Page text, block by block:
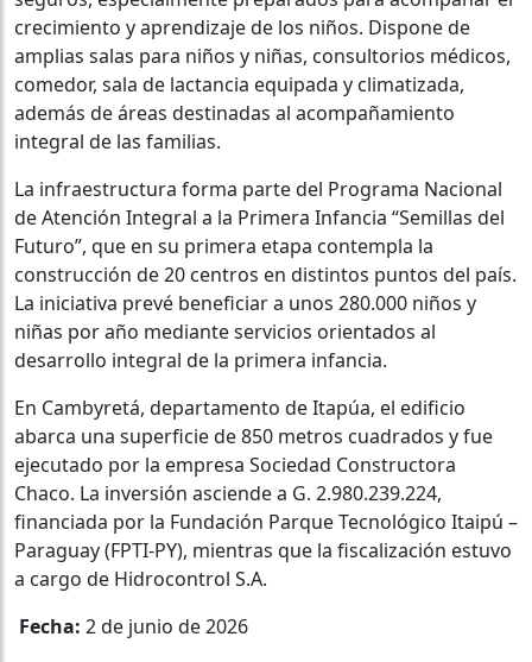
crecimiento y aprendizaje de los niños. Dispone de
amplias salas para niños y niñas, consultorios médicos,
comedor, sala de lactancia equipada y climatizada,
además de áreas destinadas al acompañamiento
integral de las familias.
La infraestructura forma parte del Programa Nacional
de Atención Integral a la Primera Infancia “Semillas del
Futuro”, que en su primera etapa contempla la
construcción de 20 centros en distintos puntos del país.
La iniciativa prevé beneficiar a unos 280.000 niños y
niñas por año mediante servicios orientados al
desarrollo integral de la primera infancia.
En Cambyretá, departamento de Itapúa, el edificio
abarca una superficie de 850 metros cuadrados y fue
ejecutado por la empresa Sociedad Constructora
Chaco. La inversión asciende a G. 2.980.239.224,
financiada por la Fundación Parque Tecnológico Itaipú –
Paraguay (FPTI-PY), mientras que la fiscalización estuvo
a cargo de Hidrocontrol S.A.
Fecha: 2 de junio de 2026